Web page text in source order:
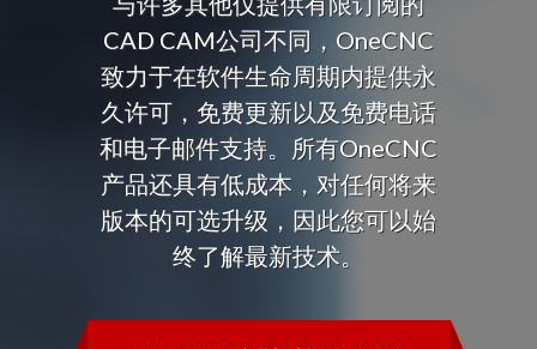
CAD CAM公司不同，OneCNC
致力于在软件生命周期内提供永
久许可，免费更新以及免费电话
和电子邮件支持。所有OneCNC
产品还具有低成本，对任何将来
版本的可选升级，因此您可以始
终了解最新技术。